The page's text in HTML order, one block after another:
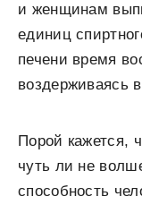
и женщинам
единиц
печени время
воздерживаясь
Порой кажется,
чуть ли не
способность